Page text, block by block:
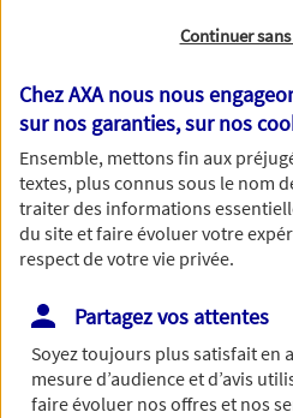
Toutes nos excuses, une
de traiter votre demande.
formulaire dans
Continuer
Chez AXA nous nous
sur nos garanties, sur nos
Ensemble, mettons fin aux
textes, plus connus sous le nom
traiter des informations
du site et faire évoluer votre
respect de votre vie privée.
Partagez vos attentes
Soyez toujours plus satisfait en
mesure d’audience et d’avis
faire évoluer nos offres et nos